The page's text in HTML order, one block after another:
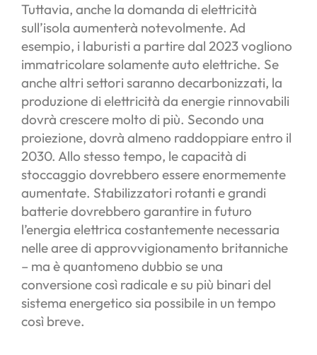
Tuttavia, anche la domanda di elettricità
sull’isola aumenterà notevolmente. Ad
esempio, i laburisti a partire dal 2023 vogliono
immatricolare solamente auto elettriche. Se
anche altri settori saranno decarbonizzati, la
produzione di elettricità da energie rinnovabili
dovrà crescere molto di più. Secondo una
proiezione, dovrà almeno raddoppiare entro il
2030. Allo stesso tempo, le capacità di
stoccaggio dovrebbero essere enormemente
aumentate. Stabilizzatori rotanti e grandi
batterie dovrebbero garantire in futuro
l’energia elettrica costantemente necessaria
nelle aree di approvvigionamento britanniche
– ma è quantomeno dubbio se una
conversione così radicale e su più binari del
sistema energetico sia possibile in un tempo
così breve.